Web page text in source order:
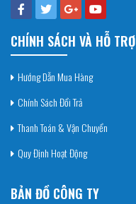
CHÍNH SÁCH VÀ HỖ TRỢ
Hướng Dẫn Mua Hàng
Chính Sách Đổi Trả
Thanh Toán & Vận Chuyển
Quy Định Hoạt Động
BẢN ĐỒ CÔNG TY